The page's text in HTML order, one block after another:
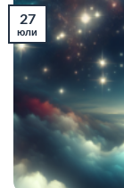
27
юли